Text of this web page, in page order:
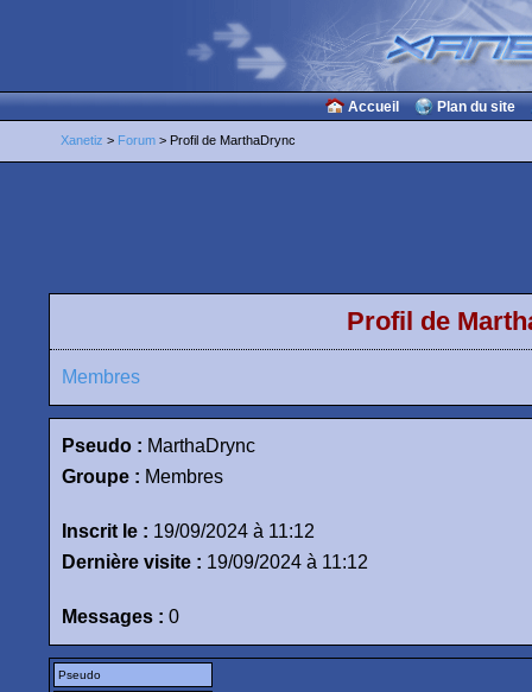
Accueil Plan du site
Xanetiz > Forum > Profil de MarthaDrync
Profil de
Membres
Pseudo : MarthaDrync
Groupe : Membres
Inscrit le : 19/09/2024 à 11:12
Dernière visite : 19/09/2024 à 11:12
Messages : 0